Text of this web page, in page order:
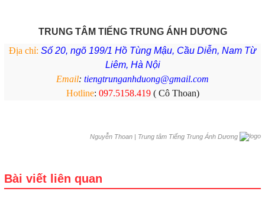
TRUNG TÂM TIẾNG TRUNG ÁNH DƯƠNG
Địa chỉ: Số 20, ngõ 199/1 Hồ Tùng Mậu, Cầu Diễn, Nam Từ
Liêm, Hà Nội
Email: tiengtrunganhduong@gmail.com
Hotline: 097.5158.419 ( Cô Thoan)
Nguyễn Thoan | Trung tâm Tiếng Trung Ánh Dương
Bài viết liên quan